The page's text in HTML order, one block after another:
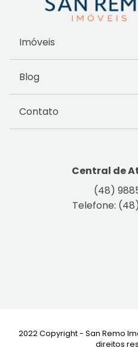
Imóveis
Blog
Contato
Central de
(48)
Telefone:
2022 Copyright - San Remo
direitos